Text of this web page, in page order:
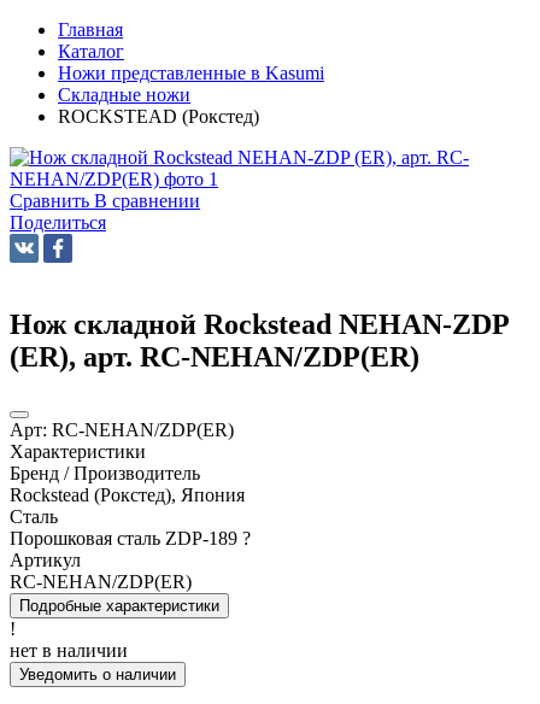
Главная
Каталог
Ножи представленные в Kasumi
Складные ножи
ROCKSTEAD (Рокстед)
Сравнить В сравнении
Поделиться
Нож складной Rockstead NEHAN-ZDP
(ER), арт. RC-NEHAN/ZDP(ER)
Арт: RC-NEHAN/ZDP(ER)
Характеристики
Бренд / Производитель
Rockstead (Рокстед), Япония
Сталь
Порошковая сталь ZDP-189 ?
Артикул
RC-NEHAN/ZDP(ER)
Подробные характеристики
!
нет в наличии
Уведомить о наличии